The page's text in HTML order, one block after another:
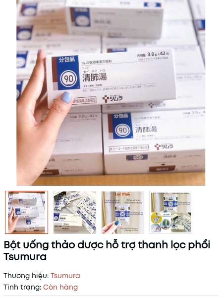
Bột uống thảo dược hỗ trợ thanh lọc phổi
Tsumura
Thương hiệu: Tsumura
Tình trạng: Còn hàng